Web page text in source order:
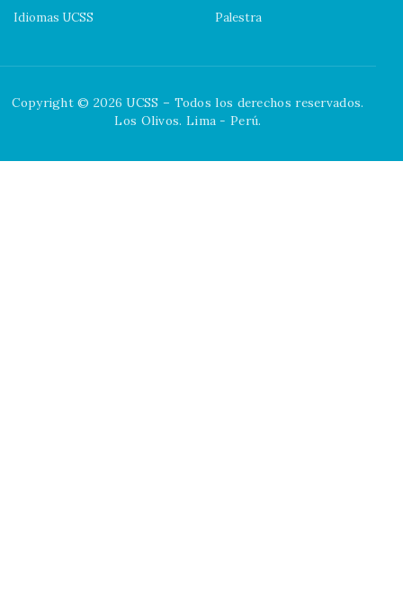
Idiomas UCSS
Palestra
Copyright © 2026 UCSS – Todos los derechos reservados.
Los Olivos. Lima - Perú.